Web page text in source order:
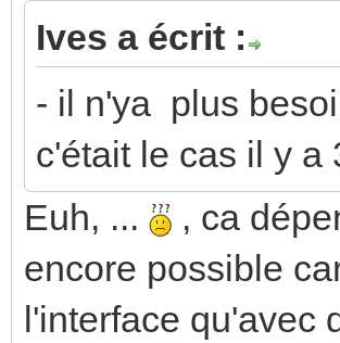
Ives a écrit :
- il n'ya plus
c'était le cas il y a
Euh, ...
, ca
encore possible
l'interface qu'avec